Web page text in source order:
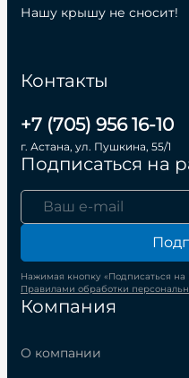
Компания
О компании
Контакты
+7 (705) 956 16-10
г. Астана, ул. Пушкина, 55/1
Подписаться на
Нажимая кнопку «Подписаться на
Правилами обработки
Нашу крышу не сносит!